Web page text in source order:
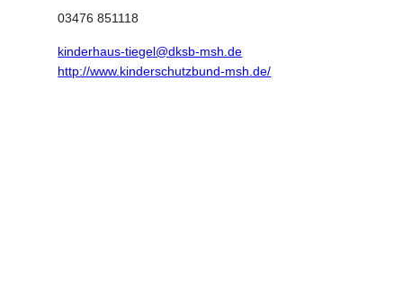
03476 851118
kinderhaus-tiegel@dksb-msh.de
http://www.kinderschutzbund-msh.de/